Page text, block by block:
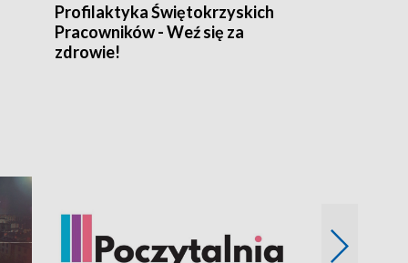
Profilaktyka Świętokrzyskich
Pracowników - Weź się za
zdrowie!